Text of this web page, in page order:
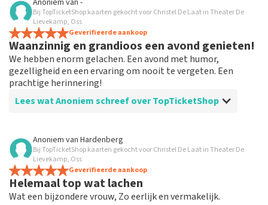
Goed geregeld
Bestelling en informatie duidelijk en ruim op tijd,
schrok even van de andere naam op het ticket, maar
ook hier was uitleg over en bleek geen probleem
Anoniem van -
Bij TopTicketShop kaarten gekocht voor Christel De Laat in Theater De
Lievekamp, Oss
Geverifieerde aankoop
Waanzinnig en grandioos een avond genieten!
We hebben enorm gelachen. Een avond met humor,
gezelligheid en een ervaring om nooit te vergeten. Een
prachtige herinnering!
Lees wat Anoniem schreef over TopTicketShop
Beoordeling van Anoniem over
Meedenken aardige medewerker
Het was een empathische en meedenkende
medewerker die hard zijn best heeft gedaan voor goede
kaarten te regelen.
Anoniem van Hardenberg
Bij TopTicketShop kaarten gekocht voor Christel De Laat in Theater De
Lievekamp, Oss
Geverifieerde aankoop
Helemaal top wat lachen
Wat een bijzondere vrouw, Zo eerlijk en vermakelijk.